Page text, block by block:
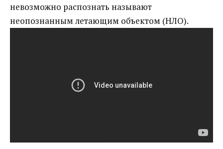
невозможно распознать называют
неопознанным летающим объектом (НЛО).